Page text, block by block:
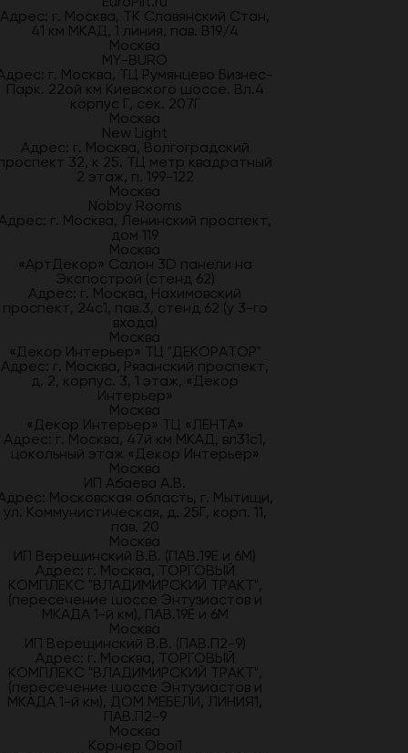
Адрес: г. Москва, ТК Славянский Стан,
41 км МКАД, 1 линия, пав. В19/4
Москва
MY-BURO
г. Москва, ТЦ Румянцево Бизнес-
Парк. 22ой км Киевского шоссе. Вл.4
корпус Г, сек. 207Г
Москва
New Light
Адрес: г. Москва, Волгоградский
32, к 25. ТЦ метр квадратный
2 этаж, п. 199-122
Москва
Nobby Rooms
г. Москва, Ленинский проспект,
дом 119
Москва
«АртДекор» Салон 3D панели на
Экспострой (стенд 62)
Адрес: г. Москва, Нахимовский
проспект, 24с1, пав.3, стенд 62 (у 3-го
входа)
Москва
«Декор Интерьер» ТЦ "ДЕКОРАТОР"
Адрес: г. Москва, Рязанский проспект,
д. 2, корпус. 3, 1 этаж, «Декор
Интерьер»
Москва
«Декор Интерьер» ТЦ «ЛЕНТА»
Адрес: г. Москва, 47й км МКАД, вл31с1,
цокольный этаж «Декор Интерьер»
Москва
ИП Абаева А.В.
Московская область, г. Мытищи,
ул. Коммунистическая, д. 25Г, корп. 11,
пав. 20
Москва
ИП Верещинский В.В. (ПАВ.19Е и 6М)
Адрес: г. Москва, ТОРГОВЫЙ
КОМПЛЕКС "ВЛАДИМИРСКИЙ ТРАКТ",
(пересечение шоссе Энтузиастов и
МКАДА 1-й км), ПАВ.19Е и 6М
Москва
ИП Верещинский В.В. (ПАВ.П2-9)
Адрес: г. Москва, ТОРГОВЫЙ
КОМПЛЕКС "ВЛАДИМИРСКИЙ ТРАКТ",
(пересечение шоссе Энтузиастов и
МКАДА 1-й км), ДОМ МЕБЕЛИ, ЛИНИЯ1,
ПАВ.П2-9
Москва
Корнер Oboi1